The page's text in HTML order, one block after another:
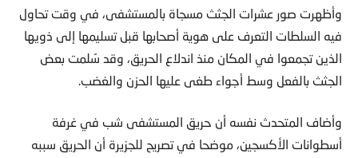
وأظهرت صور عشرات الجثث مسجاة بالمستشفى، في وقت تحاول
فيه السلطات التعرف على هوية أصحابها قبل تسليمها إلى ذويها
الذين تجمعوا في المكان منذ اندلاع الحريق، وقد سُلمت بعض
الجثث بالفعل وسط أجواء طغى عليها الحزن والغضب.
وأضاف المتحدث نفسه أن حريق المستشفى شب في غرفة
أسطوانات الأكسجين، موضحا في تصريح للجزيرة أن الحريق سببه